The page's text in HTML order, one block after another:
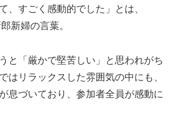
、すごく感動的でした」とは、
新婦の言葉。
と「厳かで堅苦しい」と思われがち
はリラックスした雰囲気の中にも、
息づいており、参加者全員が感動に